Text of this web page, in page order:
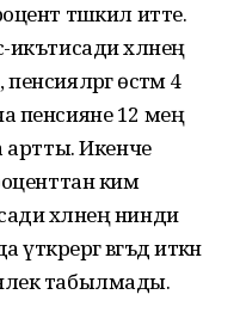
тәшкил итте.
икътисади хәлнең
өстәмә 4
пенсияне 12 мең
артты. Икенче
ким
хәлнең нинди
вәгъдә иткән
табылмады.